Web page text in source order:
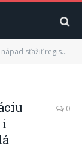
cirkví kritizuje komentátor i analytik. Ministerstvu sa zdá zbytočný
i
0